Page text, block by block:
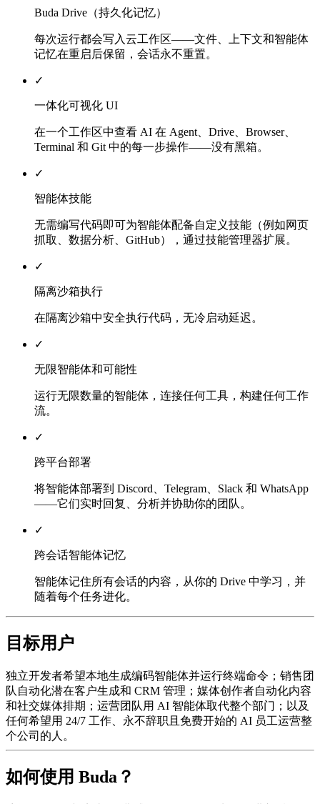
Buda Drive（持久化记忆）
每次运行都会写入云工作区——文件、上下文和智能体
记忆在重启后保留，会话永不重置。
✓
一体化可视化 UI
在一个工作区中查看 AI 在 Agent、Drive、Browser、
Terminal 和 Git 中的每一步操作——没有黑箱。
✓
智能体技能
无需编写代码即可为智能体配备自定义技能（例如网页
抓取、数据分析、GitHub），通过技能管理器扩展。
✓
隔离沙箱执行
在隔离沙箱中安全执行代码，无冷启动延迟。
✓
无限智能体和可能性
运行无限数量的智能体，连接任何工具，构建任何工作
流。
✓
跨平台部署
将智能体部署到 Discord、Telegram、Slack 和 WhatsApp
——它们实时回复、分析并协助你的团队。
✓
跨会话智能体记忆
智能体记住所有会话的内容，从你的 Drive 中学习，并
随着每个任务进化。
目标用户
独立开发者希望本地生成编码智能体并运行终端命令；销售团
队自动化潜在客户生成和 CRM 管理；媒体创作者自动化内容
和社交媒体排期；运营团队用 AI 智能体取代整个部门；以及
任何希望用 24/7 工作、永不辞职且免费开始的 AI 员工运营整
个公司的人。
如何使用 Buda？